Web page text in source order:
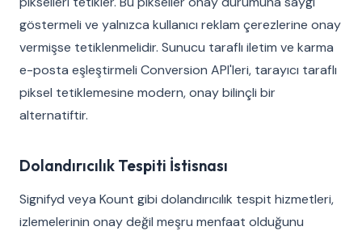
göstermeli ve yalnızca kullanıcı reklam çerezlerine onay
vermişse tetiklenmelidir. Sunucu taraflı iletim ve karma
e-posta eşleştirmeli Conversion API'leri, tarayıcı taraflı
piksel tetiklemesine modern, onay bilinçli bir
alternatiftir.
Dolandırıcılık Tespiti İstisnası
Signifyd veya Kount gibi dolandırıcılık tespit hizmetleri,
izlemelerinin onay değil meşru menfaat olduğunu